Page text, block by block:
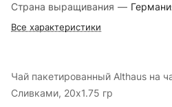
Страна выращивания —
Все характеристики
Чай пакетированный Althaus на
Сливками, 20х1.75 гр